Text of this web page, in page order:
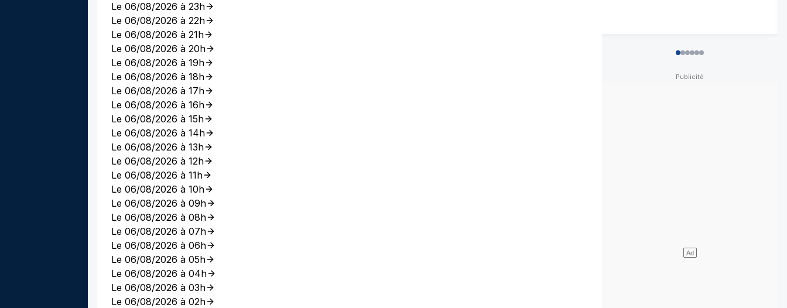
Le 06/08/2026 à 23h
Le 06/08/2026 à 22h
Le 06/08/2026 à 21h
Le 06/08/2026 à 20h
Le 06/08/2026 à 19h
Le 06/08/2026 à 18h
Le 06/08/2026 à 17h
Le 06/08/2026 à 16h
Le 06/08/2026 à 15h
Le 06/08/2026 à 14h
Le 06/08/2026 à 13h
Le 06/08/2026 à 12h
Le 06/08/2026 à 11h
Le 06/08/2026 à 10h
Le 06/08/2026 à 09h
Le 06/08/2026 à 08h
Le 06/08/2026 à 07h
Le 06/08/2026 à 06h
Le 06/08/2026 à 05h
Le 06/08/2026 à 04h
Le 06/08/2026 à 03h
Le 06/08/2026 à 02h
012345